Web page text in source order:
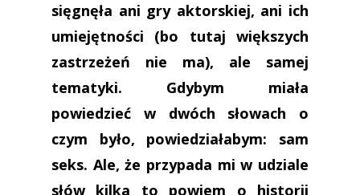
sięgnęła ani gry aktorskiej, ani ich
umiejętności (bo tutaj większych
zastrzeżeń nie ma), ale samej
tematyki. Gdybym miała
powiedzieć w dwóch słowach o
czym było, powiedziałabym: sam
seks. Ale, że przypada mi w udziale
słów kilka to powiem o historii